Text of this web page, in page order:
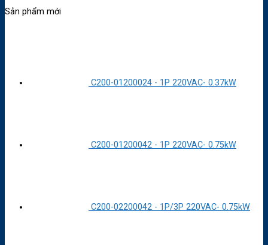
Sản phẩm mới
C200-01200024 - 1P 220VAC- 0.37kW
C200-01200042 - 1P 220VAC- 0.75kW
C200-02200042 - 1P/3P 220VAC- 0.75kW